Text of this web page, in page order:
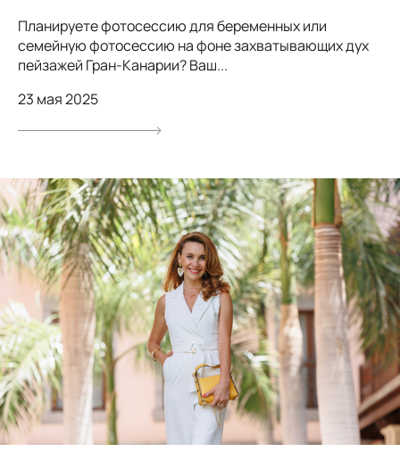
Планируете фотосессию для беременных или
семейную фотосессию на фоне захватывающих дух
пейзажей Гран-Канарии? Ваш...
23 мая 2025